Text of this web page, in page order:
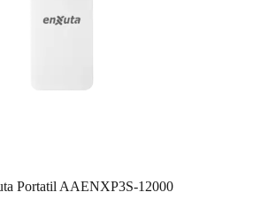
Portatil AAENXP3S-12000